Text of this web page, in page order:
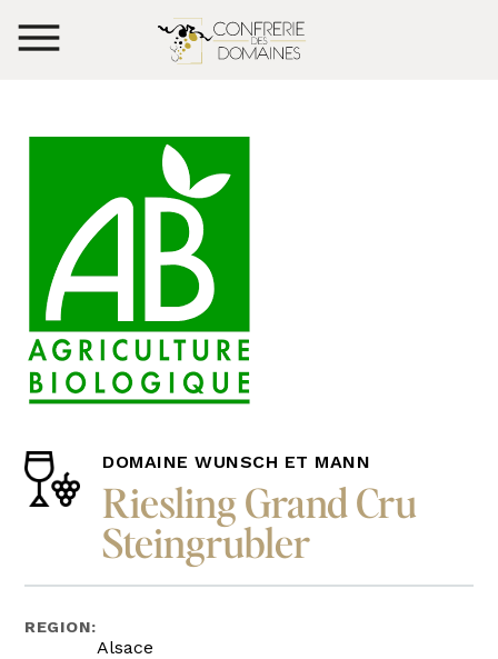
DOMAINE WUNSCH ET MANN
Riesling Grand Cru
Steingrubler
REGION:
Alsace